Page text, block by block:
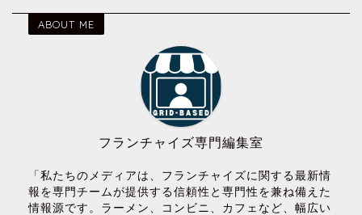
ABOUT ME
フランチャイズ専門編集室
「私たちのメディアは、フランチャイズに関する最新情
報を専門チームが提供する信頼性と専門性を兼ね備えた
情報源です。ラーメン、コンビニ、カフェなど、幅広い